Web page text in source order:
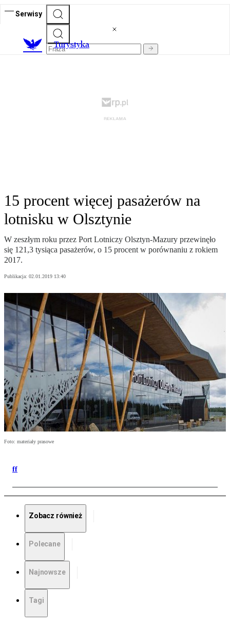
Serwisy
Turystyka
15 procent więcej pasażerów na
lotnisku w Olsztynie
W zeszłym roku przez Port Lotniczy Olsztyn-Mazury przewinęło
się 121,3 tysiąca pasażerów, o 15 procent w porównaniu z rokiem
2017.
Publikacja: 02.01.2019 13:40
Foto: materiały prasowe
ff
Zobacz również
Polecane
Najnowsze
Tagi